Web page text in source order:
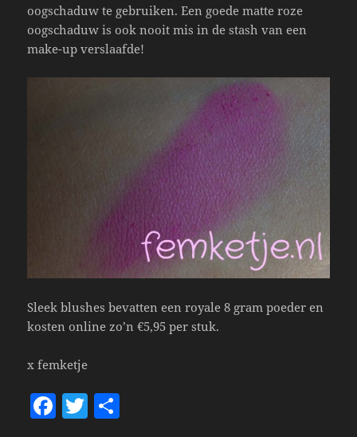
oogschaduw te gebruiken. Een goede matte roze
oogschaduw is ook nooit mis in de stash van een
make-up verslaafde!
Sleek blushes bevatten een royale 8 gram poeder en
kosten online zo’n €5,95 per stuk.
x femketje
F T